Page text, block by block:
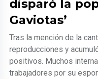
disparó la
Gaviotas’
Tras la mención de la
reproducciones y
positivos. Muchos
trabajadores por su